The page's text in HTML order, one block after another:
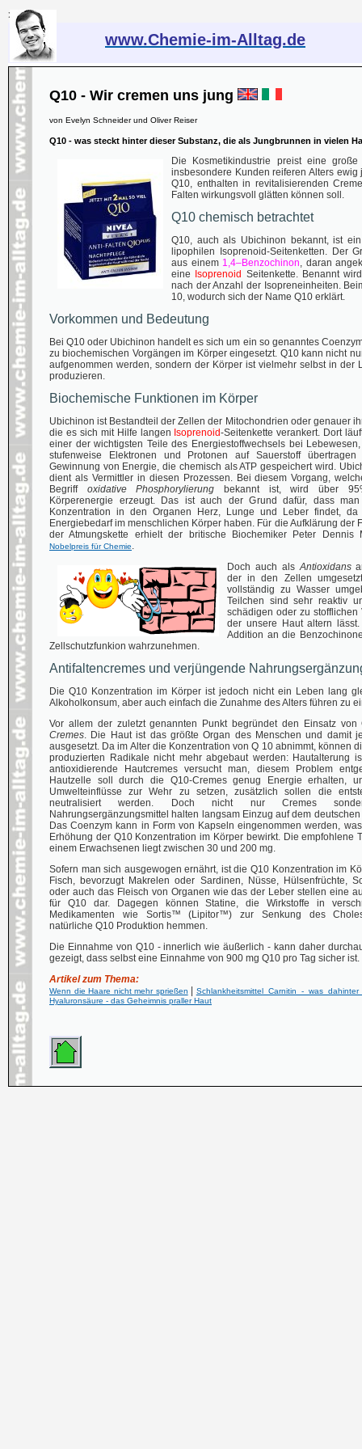
>
www.Chemie-im-Alltag.de
Q10 - Wir cremen uns jung
von Evelyn Schneider und Oliver Reiser
Q10 - was steckt hinter dieser Substanz, die als Jungbrunnen in vielen
Die Kosmetikindustrie preist eine
insbesondere Kunden reiferen Alters
Q10, enthalten in revitalisierenden
Falten wirkungsvoll glätten können soll.
Q10 chemisch betrachtet
Q10, auch als Ubichinon bekannt, ist
lipophilen Isoprenoid-Seitenketten. Der
aus einem 1,4–Benzochinon, daran
eine
Isoprenoid Seitenkette. Benannt
nach der Anzahl der Isopreneinheiten.
10, wodurch sich der Name Q10 erklärt.
Vorkommen und Bedeutung
Bei Q10 oder Ubichinon handelt es sich um ein so genanntes
zu biochemischen Vorgängen im Körper eingesetzt. Q10 kann nicht
aufgenommen werden, sondern der Körper ist vielmehr selbst in der
produzieren.
Biochemische Funktionen im Körper
Ubichinon ist Bestandteil der Zellen der Mitochondrien oder genauer
die es sich mit Hilfe langen Isoprenoid-Seitenkette verankert. Dort
einer der wichtigsten Teile des Energiestoffwechsels bei
stufenweise Elektronen und Protonen auf Sauerstoff übertragen
Gewinnung von Energie, die chemisch als ATP gespeichert wird.
dient als Vermittler in diesen Prozessen. Bei diesem Vorgang,
Begriff oxidative Phosphorylierung bekannt ist, wird über
Körperenergie erzeugt. Das ist auch der Grund dafür, dass
Konzentration in den Organen Herz, Lunge und Leber findet,
Energiebedarf im menschlichen Körper haben. Für die Aufklärung der
der Atmungskette erhielt der britische Biochemiker Peter Dennis
Nobelpreis für Chemie.
Doch auch alsAntioxidans
der in den Zellen
vollständig zu Wasser
Teilchen sind sehr reaktiv
schädigen oder zu
der unsere Haut altern
Addition an die
Zellschutzfunkion wahrzunehmen.
Antifaltencremes und verjüngende
Die Q10 Konzentration im Körper ist jedoch nicht ein Leben lang
Alkoholkonsum, aber auch einfach die Zunahme des Alters führen zu
Vor allem der zuletzt genannten Punkt begründet den Einsatz
Cremes. Die Haut ist das größte Organ des Menschen und damit
ausgesetzt. Da im Alter die Konzentration von Q 10 abnimmt, können
produzierten Radikale nicht mehr abgebaut werden: Hautalterung
antioxidierende Hautcremes versucht man, diesem Problem
Hautzelle soll durch die Q10-Cremes genug Energie erhalten,
Umwelteinflüsse zur Wehr zu setzen, zusätzlich sollen die
neutralisiert werden. Doch nicht nur Cremes
Nahrungsergänzungsmittel halten langsam Einzug auf dem
Das Coenzym kann in Form von Kapseln eingenommen werden,
Erhöhung der Q10 Konzentration im Körper bewirkt. Die empfohlene
einem Erwachsenen liegt zwischen 30 und 200 mg.
Sofern man sich ausgewogen ernährt, ist die Q10 Konzentration im
Fisch, bevorzugt Makrelen oder Sardinen, Nüsse, Hülsenfrüchte,
oder auch das Fleisch von Organen wie das der Leber stellen eine
für Q10 dar. Dagegen können Statine, die Wirkstoffe in
Medikamenten wie Sortis™ (Lipitor™) zur Senkung des
natürliche Q10 Produktion hemmen.
Die Einnahme von Q10 - innerlich wie äußerlich - kann daher
gezeigt, dass selbst eine Einnahme von 900 mg Q10 pro Tag sicher ist.
Artikel zum Thema:
Wenn die Haare nicht mehr sprießen
Schlankheitsmittel_Carnitin_-
Hyaluronsäure - das Geheimnis praller Haut